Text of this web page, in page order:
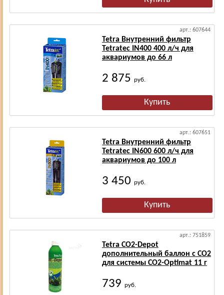
арт.: 607644
Tetra Внутренний фильтр
Tetratec IN400 400 л/ч для
аквариумов до 66 л
2 875 руб.
арт.: 607651
Tetra Внутренний фильтр
Tetratec IN600 600 л/ч для
аквариумов до 100 л
3 450 руб.
арт.: 751859
Tetra CO2-Depot
дополнительный баллон с СО2
для системы CO2-Optimat 11 г
739 руб.